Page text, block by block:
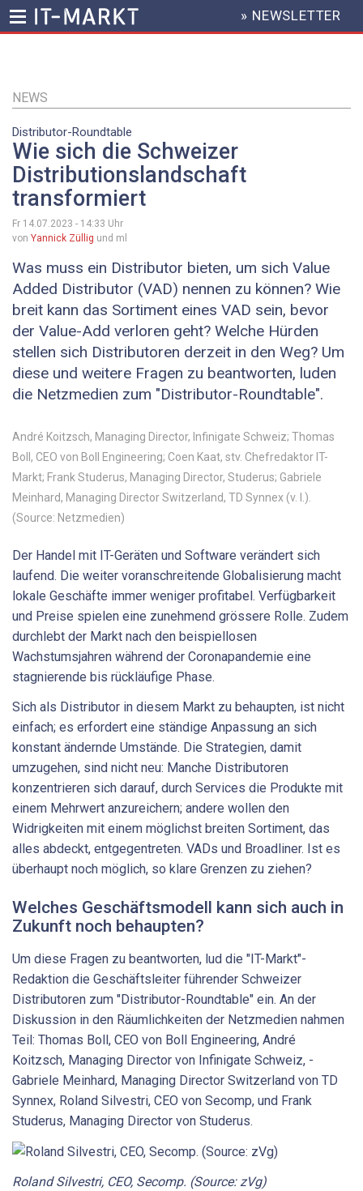
Inhalt
HEADER
MENU
» NEWSLETTER
NEWS
Distributor-Roundtable
Wie sich die Schweizer
Distributionslandschaft
transformiert
Fr 14.07.2023 - 14:33 Uhr
von Yannick Züllig und ml
Was muss ein Distributor bieten, um sich Value
Added Distributor (VAD) nennen zu können? Wie
breit kann das Sortiment eines VAD sein, bevor
der Value-Add verloren geht? Welche Hürden
stellen sich Distributoren derzeit in den Weg? Um
diese und weitere Fragen zu beantworten, luden
die Netzmedien zum "Distributor-Roundtable".
André Koitzsch, Managing Director, Infinigate Schweiz; Thomas
Boll, CEO von Boll Engineering; Coen Kaat, stv. Chefredaktor IT-
Markt; Frank Studerus, Managing Director, Studerus; Gabriele
Meinhard, ­Managing Director Switzerland, TD Synnex (v. l.).
(Source: Netzmedien)
Der Handel mit IT-Geräten und Software verändert sich
laufend. Die weiter voranschreitende Globalisierung macht
lokale Geschäfte immer weniger profitabel. Verfügbarkeit
und Preise spielen eine zunehmend grössere Rolle. Zudem
durchlebt der Markt nach den beispiellosen
Wachstumsjahren während der Coronapandemie eine
stagnierende bis rückläufige Phase.
Sich als Distributor in diesem Markt zu behaupten, ist nicht
einfach; es erfordert eine ständige Anpassung an sich
konstant ändernde Umstände. Die Strategien, damit
umzugehen, sind nicht neu: Manche Distributoren
konzentrieren sich darauf, durch Services die Produkte mit
einem Mehrwert anzureichern; andere wollen den
Widrigkeiten mit einem möglichst breiten Sortiment, das
alles abdeckt, entgegentreten. VADs und Broadliner. Ist es
überhaupt noch möglich, so klare Grenzen zu ziehen?
Welches Geschäftsmodell kann sich auch in
Zukunft noch behaupten?
Um diese Fragen zu beantworten, lud die "IT-Markt"-
Redaktion die Geschäftsleiter führender Schweizer
Distributoren zum "Distributor-Roundtable" ein. An der
Diskussion in den Räumlichkeiten der Netzmedien nahmen
Teil: Thomas Boll, CEO von Boll Engineering, André
Koitzsch, Managing Director von Infinigate Schweiz, ­
Gabriele Meinhard, Managing Director Switzerland von TD
Synnex, Roland Silvestri, CEO von Secomp, und Frank
Studerus, Managing Director von Studerus.
Roland Silvestri, CEO, Secomp. (Source: zVg)